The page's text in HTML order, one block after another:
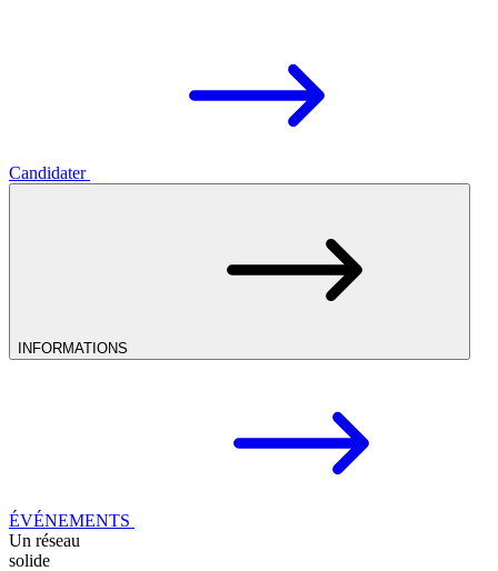
Candidater
INFORMATIONS
ÉVÉNEMENTS
Un réseau
solide